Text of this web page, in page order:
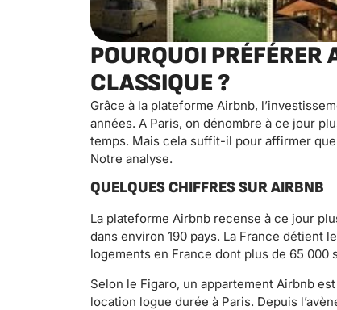
POURQUOI
CLASSIQUE ?
Grâce à la plateforme Airbnb,
années. A Paris, on dénombre à ce jour
temps. Mais cela suffit-il pour affirmer
Notre analyse.
QUELQUES CHIFFRES SUR AIRBNB
La plateforme Airbnb recense à ce jour
dans environ 190 pays. La France détient
logements en France dont plus de 65 000
Selon le Figaro, un appartement Airbnb
location logue durée à Paris. Depuis